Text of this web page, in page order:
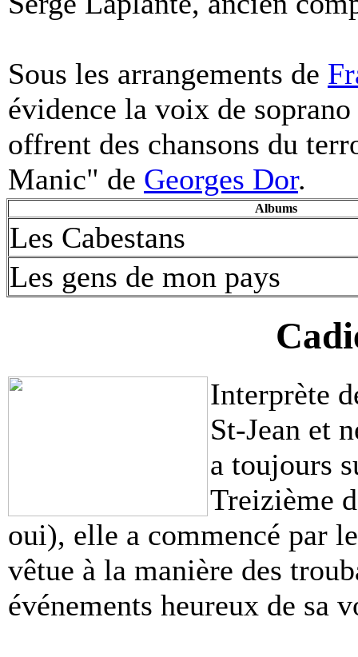
Sous les arrangements de
évidence la voix de
offrent des chansons du
Manic" de Georges Dor.
Albums
Les Cabestans
Les gens de mon pays
Interprète
St-Jean et
a toujours
Treizième
oui), elle a commencé par
vêtue à la manière des
événements heureux de sa